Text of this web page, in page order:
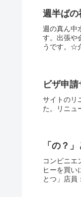
週半ばの
週の真ん中
す。出張や
うです。☆
ビザ申
サイトのリ
た。リニュ
「の？
コンビニエ
ヒーを買い
とつ」店員